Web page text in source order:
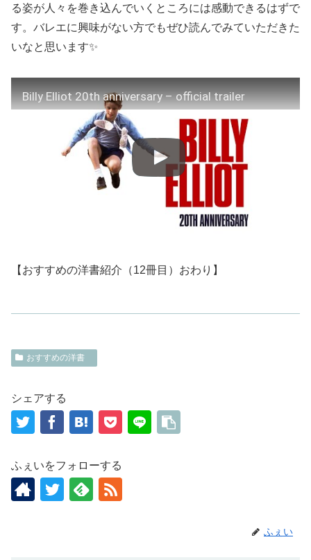
る姿が人々を巻き込んでいくところには感動できるはずで
す。バレエに興味がない方でもぜひ読んでみていただきた
いなと思います✨
Billy Elliot 20th anniversary – official trailer
【おすすめの洋書紹介（12冊目）おわり】
おすすめの洋書
シェアする
ふぇいをフォローする
ふぇい